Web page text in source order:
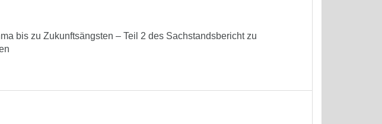
bis zu Zukunftsängsten – Teil 2 des Sachstandsbericht zu